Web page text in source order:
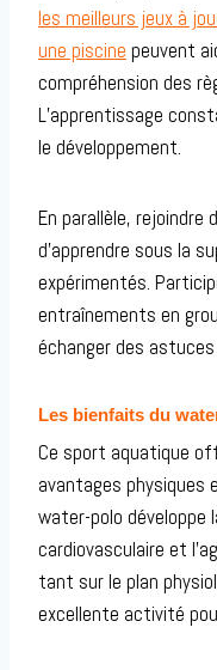
les meilleurs jeux à
une piscine peuvent
compréhension des
L’apprentissage
le développement.
En parallèle, rejoindre
d’apprendre sous la
expérimentés.
entraînements en
échanger des
Les bienfaits du
Ce sport aquatique
avantages physiques
water-polo développe
cardiovasculaire et
tant sur le plan
excellente activité